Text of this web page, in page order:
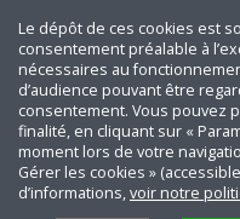
Le dépôt de ces cookies est
consentement préalable à
nécessaires au
d’audience pouvant être
consentement. Vous pouvez
finalité, en cliquant sur «
moment lors de votre
Gérer les cookies »
d’informations,voir notre